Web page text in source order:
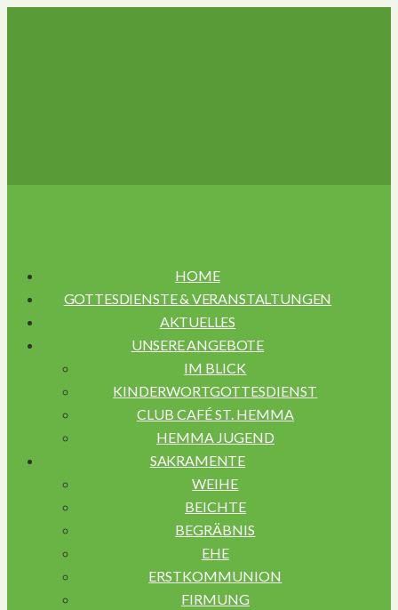
HOME
GOTTESDIENSTE & VERANSTALTUNGEN
AKTUELLES
UNSERE ANGEBOTE
IM BLICK
KINDERWORTGOTTESDIENST
CLUB CAFÉ ST. HEMMA
HEMMA JUGEND
SAKRAMENTE
WEIHE
BEICHTE
BEGRÄBNIS
EHE
ERSTKOMMUNION
FIRMUNG